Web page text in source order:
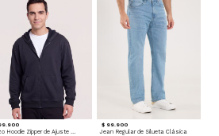
$ 99.900
Jean Regular de Silueta Clásica